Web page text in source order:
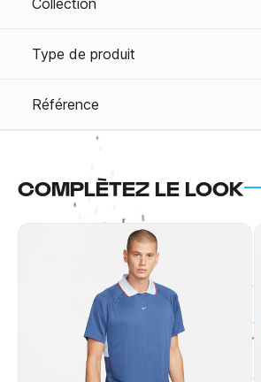
Collection
Type de produit
Référence
COMPLÈTEZ LE LOOK